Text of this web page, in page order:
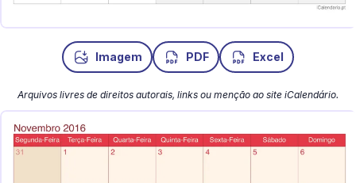
Imagem PDF Excel
Arquivos livres de direitos autorais, links ou menção ao site iCalendário.